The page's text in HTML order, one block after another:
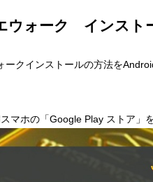
ウォーク インスト
ークインストールの方法を
マホの「Google Play ストア」